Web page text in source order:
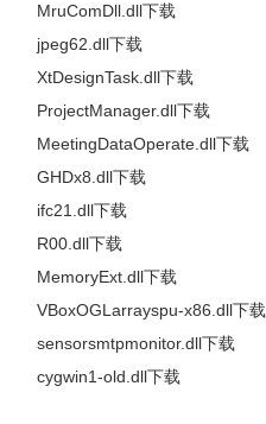
MruComDll.dll下载
jpeg62.dll下载
XtDesignTask.dll下载
ProjectManager.dll下载
MeetingDataOperate.dll下载
GHDx8.dll下载
ifc21.dll下载
R00.dll下载
MemoryExt.dll下载
VBoxOGLarrayspu-x86.dll下载
sensorsmtpmonitor.dll下载
cygwin1-old.dll下载